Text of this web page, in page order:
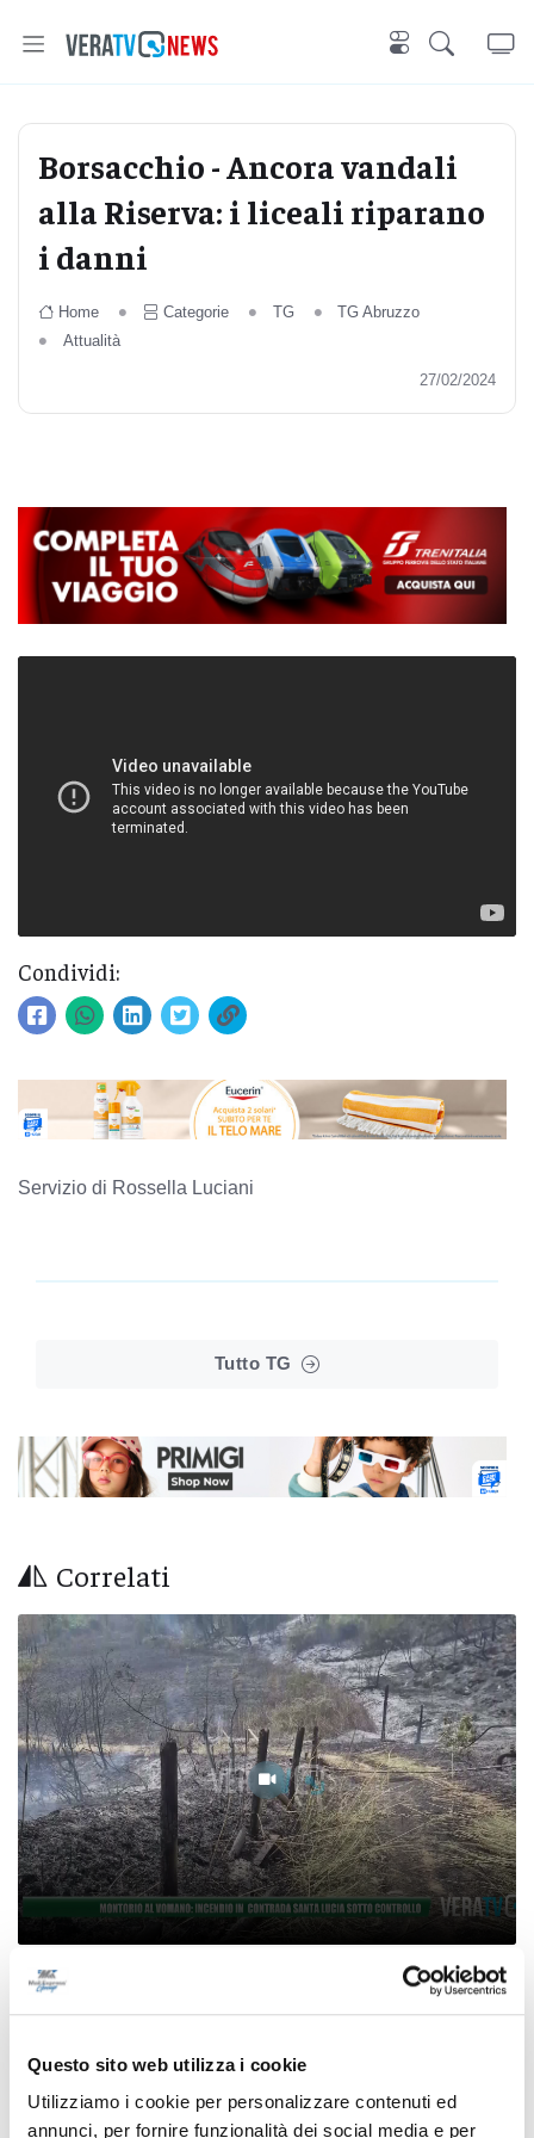
Questo sito web utilizza i cookie
Utilizziamo i cookie per personalizzare contenuti ed
annunci, per fornire funzionalità dei social media e per
Borsacchio - Ancora vandali
alla Riserva: i liceali riparano
i danni
Home Categorie TG
TG Abruzzo
Attualità
27/02/2024
Condividi:
Servizio di Rossella Luciani
Tutto TG
Correlati
Montorio al Vomano: incendio in contrada
Santa Lucia sotto controllo